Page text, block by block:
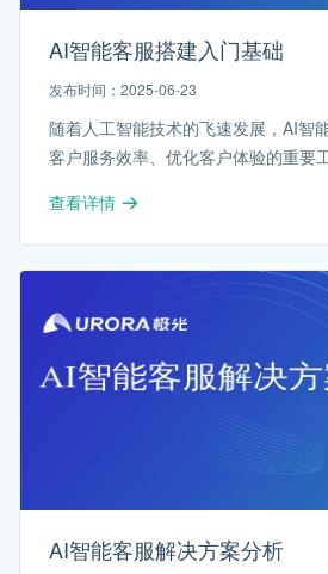
AI智能客服搭建入门基础
发布时间：2025-06-23
随着人工智能技术的飞速发展，AI智
客户服务效率、优化客户体验的重要工
查看详情
AI智能客服解决方案分析